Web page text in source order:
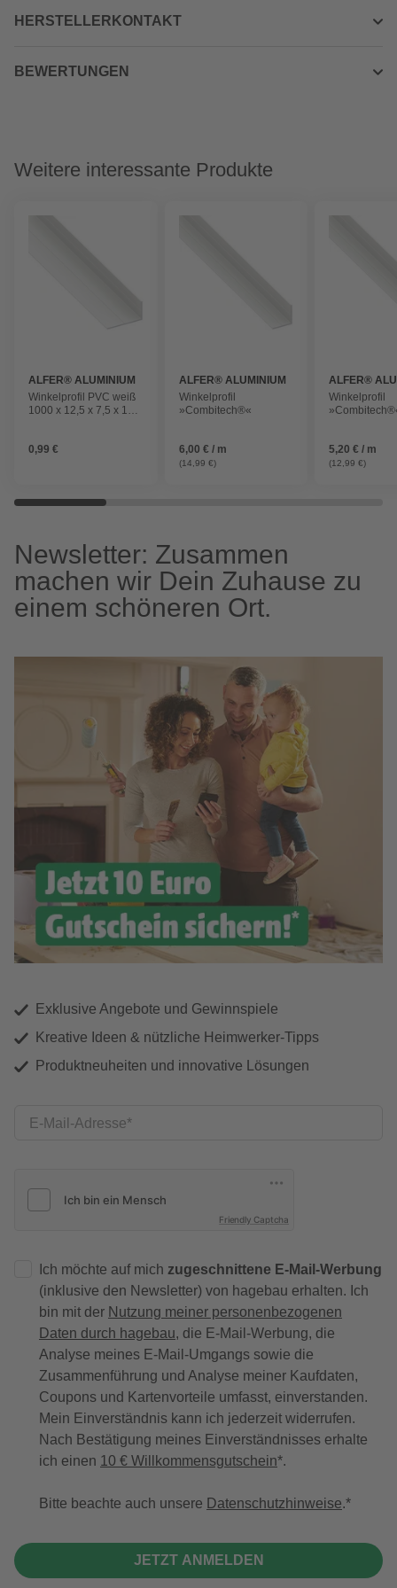
HERSTELLERKONTAKT
BEWERTUNGEN
Weitere interessante Produkte
ALFER® ALUMINIUM
Winkelprofil PVC weiß
1000 x 12,5 x 7,5 x 1
0,99 €
ALFER® ALUMINIUM
Winkelprofil
»Combitech®«
6,00 € / m
(14,99 €)
ALFER®
Winkelprofil
5,20 € / m
(12,99 €)
Newsletter: Zusammen
machen wir Dein Zuhause zu
einem schöneren Ort.
Exklusive Angebote und Gewinnspiele
Kreative Ideen & nützliche Heimwerker-Tipps
Produktneuheiten und innovative Lösungen
E-Mail-Adresse
Friendly Captcha
Ich möchte auf mich zugeschnittene E-Mail-Werbung
(inklusive den Newsletter) von hagebau erhalten. Ich
bin mit der Nutzung meiner personenbezogenen
Daten durch hagebau, die E-Mail-Werbung, die
Analyse meines E-Mail-Umgangs sowie die
Zusammenführung und Analyse meiner Kaufdaten,
Coupons und Kartenvorteile umfasst, einverstanden.
Mein Einverständnis kann ich jederzeit widerrufen.
Nach Bestätigung meines Einverständnisses erhalte
ich einen 10 € Willkommensgutschein*.
Bitte beachte auch unsere Datenschutzhinweise.
JETZT ANMELDEN